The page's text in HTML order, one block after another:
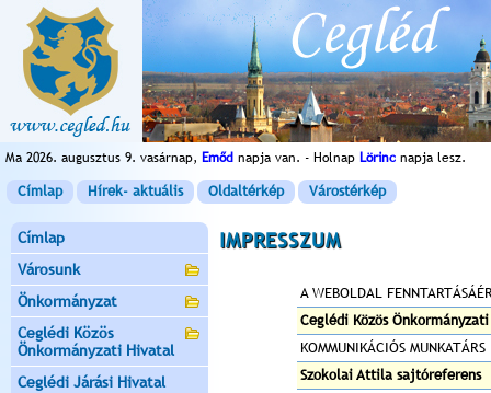
Ma 2026. augusztus 9. vasárnap, Emőd napja van. - Holnap Lörinc napja lesz.
Címlap Hírek- aktuális Oldaltérkép Várostérkép
Címlap
Városunk
Önkormányzat
Ceglédi Közös
Önkormányzati Hivatal
Ceglédi Járási Hivatal
IMPRESSZUM
A WEBOLDAL
Ceglédi Közös
KOMMUNIKÁCIÓS MUNKATÁRS
Szokolai Attila sajtóreferens